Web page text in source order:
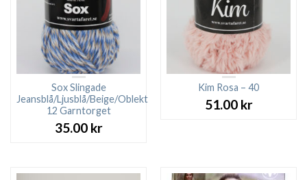
Sox Slingade
Jeansblå/Ljusblå/Beige/Oblekt
12 Garntorget
35.00 kr
Kim Rosa – 40
51.00 kr